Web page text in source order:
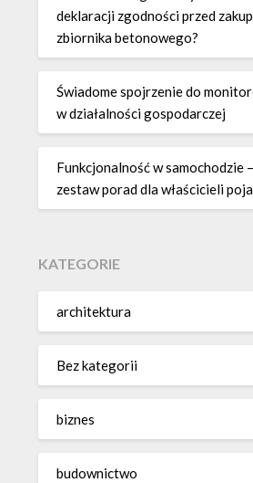
deklaracji zgodności przed
zbiornika betonowego?
Świadome spojrzenie do
w działalności gospodarczej
Funkcjonalność w samochodzie
zestaw porad dla właścicieli
KATEGORIE
architektura
Bez kategorii
biznes
budownictwo